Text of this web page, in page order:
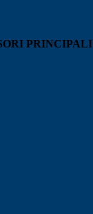
PRINCIPALI